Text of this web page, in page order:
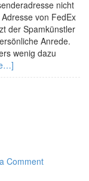
nicht
von FedEx
der Spamkünstler
Anrede.
wenig dazu
Comment